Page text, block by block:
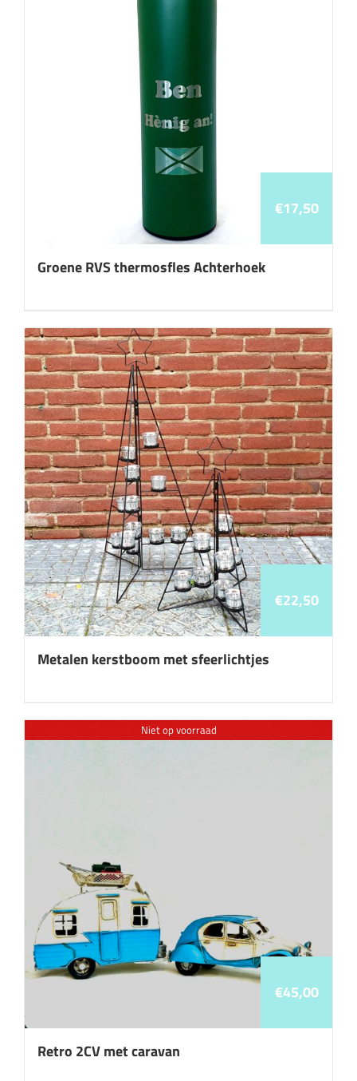
Groene RVS thermosfles Achterhoek
€17,50
Metalen kerstboom met sfeerlichtjes
€22,50
Niet op voorraad
Retro 2CV met caravan
€45,00